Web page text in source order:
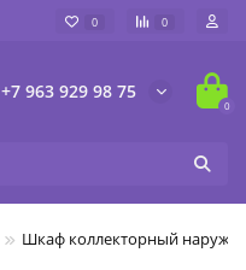
0 0
+7 963 929 98 75
0
Шкаф коллекторный